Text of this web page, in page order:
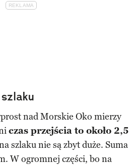
nad Morskie Oko mierzy
czas przejścia to około 2,5
szlaku nie są zbyt duże. Suma
W ogromnej części, bo na